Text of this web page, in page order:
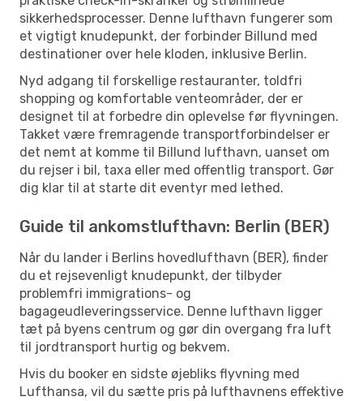
sikkerhedsprocesser. Denne lufthavn fungerer som
et vigtigt knudepunkt, der forbinder Billund med
destinationer over hele kloden, inklusive Berlin.
Nyd adgang til forskellige restauranter, toldfri
shopping og komfortable venteområder, der er
designet til at forbedre din oplevelse før flyvningen.
Takket være fremragende transportforbindelser er
det nemt at komme til Billund lufthavn, uanset om
du rejser i bil, taxa eller med offentlig transport. Gør
dig klar til at starte dit eventyr med lethed.
Guide til ankomstlufthavn: Berlin (BER)
Når du lander i Berlins hovedlufthavn (BER), finder
du et rejsevenligt knudepunkt, der tilbyder
problemfri immigrations- og
bagageudleveringsservice. Denne lufthavn ligger
tæt på byens centrum og gør din overgang fra luft
til jordtransport hurtig og bekvem.
Hvis du booker en sidste øjebliks flyvning med
Lufthansa, vil du sætte pris på lufthavnens effektive